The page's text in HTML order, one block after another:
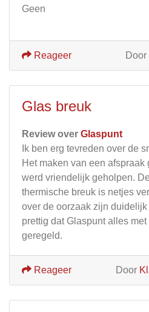
Geen
Door
Reageer
Glas breuk
Review over Glaspunt
Ik ben erg tevreden over de
Het maken van een
werd vriendelijk geholpen.
thermische breuk is netjes
over de oorzaak zijn
prettig dat Glaspunt alles
geregeld.
Door
Reageer